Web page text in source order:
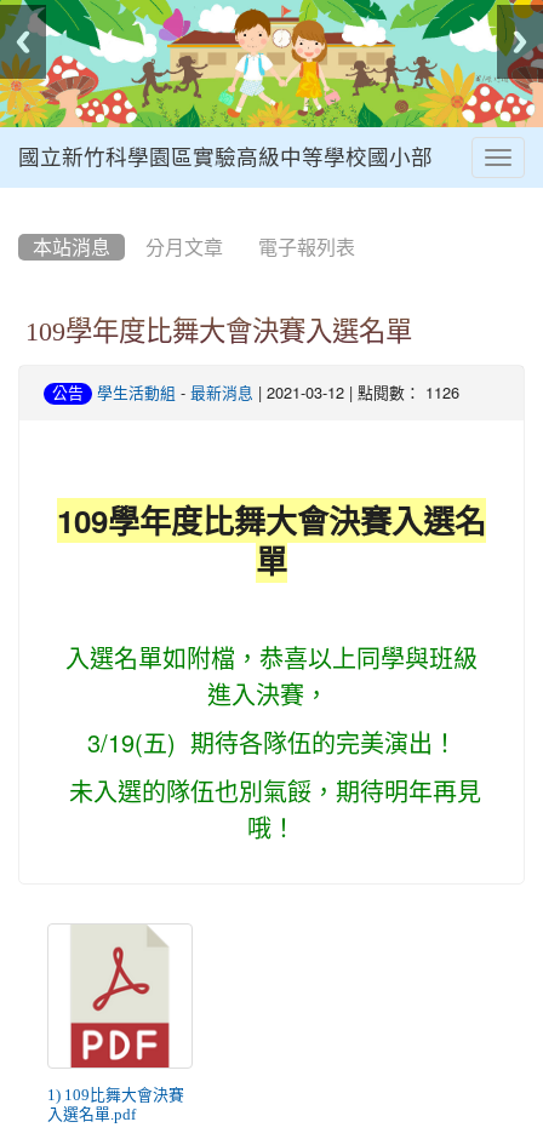
國立新竹科學園區實驗高級中等學校國小部
本站消息 分月文章 電子報列表
109學年度比舞大會決賽入選名單
公告 學生活動組 - 最新消息 | 2021-03-12 | 點閱數： 1126
109學年度比舞大會決賽入選名
單
入選名單如附檔，恭喜以上同學與班級
進入決賽，
3/19(五) 期待各隊伍的完美演出！
未入選的隊伍也別氣餒，期待明年再見
哦！
1) 109比舞大會決賽
入選名單.pdf